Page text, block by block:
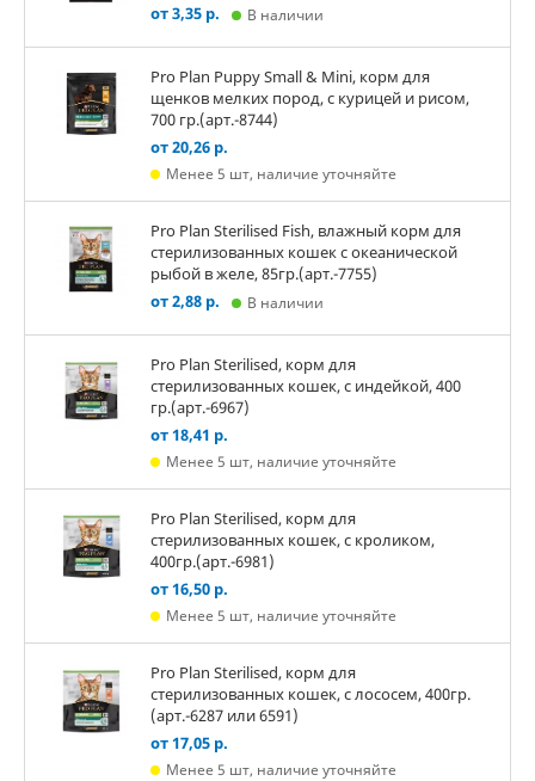
от 3,35 р.
В наличии
Pro Plan Puppy Small & Mini, корм для
щенков мелких пород, с курицей и рисом,
700 гр.(арт.-8744)
от 20,26 р.
Менее 5 шт, наличие уточняйте
Pro Plan Sterilised Fish, влажный корм для
стерилизованных кошек с океанической
рыбой в желе, 85гр.(арт.-7755)
от 2,88 р.
В наличии
Pro Plan Sterilised, корм для
стерилизованных кошек, с индейкой, 400
гр.(арт.-6967)
от 18,41 р.
Менее 5 шт, наличие уточняйте
Pro Plan Sterilised, корм для
стерилизованных кошек, с кроликом,
400гр.(арт.-6981)
от 16,50 р.
Менее 5 шт, наличие уточняйте
Pro Plan Sterilised, корм для
стерилизованных кошек, с лососем, 400гр.
(арт.-6287 или 6591)
от 17,05 р.
Менее 5 шт, наличие уточняйте